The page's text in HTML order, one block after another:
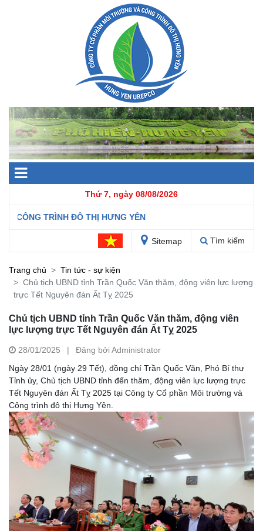
Thứ 7, ngày 08/08/2026
CÔNG TRÌNH ĐÔ THỊ HƯNG YÊN
Sitemap Tìm kiếm
Trang chủ
Tin tức - sự kiện
Chủ tịch UBND tỉnh Trần Quốc Văn thăm, động viên lực lượng
trực Tết Nguyên đán Ất Tỵ 2025
Chủ tịch UBND tỉnh Trần Quốc Văn thăm, động viên
lực lượng trực Tết Nguyên đán Ất Tỵ 2025
28/01/2025 | Đăng bởi Administrator
Ngày 28/01 (ngày 29 Tết), đồng chí Trần Quốc Văn, Phó Bí thư
Tỉnh ủy, Chủ tịch UBND tỉnh đến thăm, động viên lực lượng trực
Tết Nguyên đán Ất Tỵ 2025 tại Công ty Cổ phần Môi trường và
Công trình đô thị Hưng Yên.